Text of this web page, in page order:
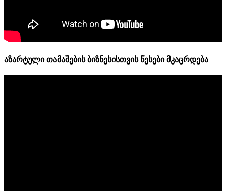
აზარტული თამაშების ბიზნესისთვის წესები მკაცრდება